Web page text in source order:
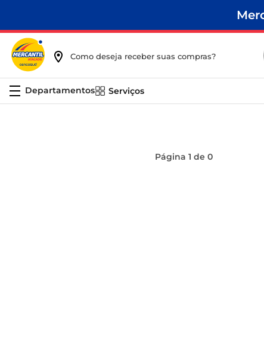
Como deseja receber suas compras?
Serviços
Página 1 de 0